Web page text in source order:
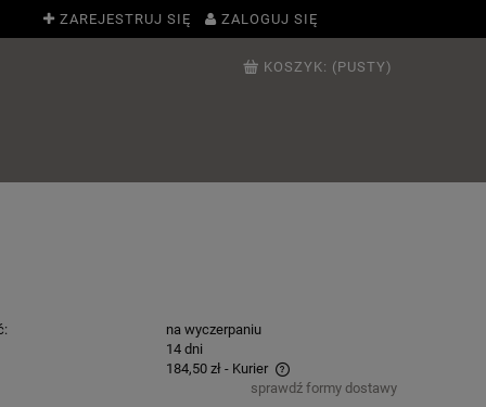
ZAREJESTRUJ SIĘ ZALOGUJ SIĘ
KOSZYK: (PUSTY)
na wyczerpaniu
14 dni
184,50 zł - Kurier
sprawdź formy dostawy